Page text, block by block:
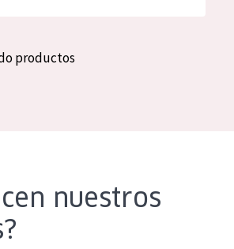
productos
nuestros